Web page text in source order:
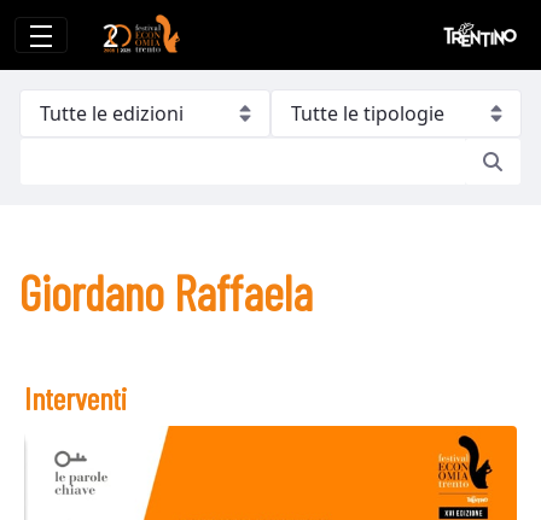
Giordano Raffaela
Giordano Raffaela
Interventi